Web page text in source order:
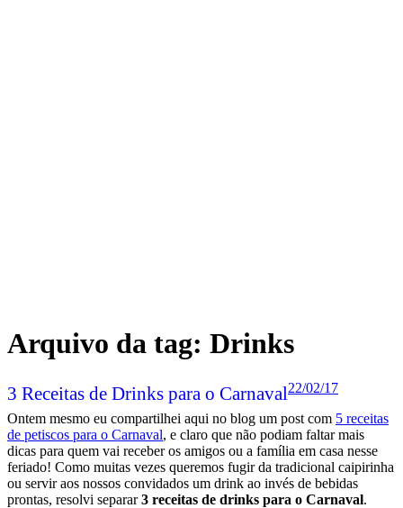
Arquivo da tag: Drinks
3 Receitas de Drinks para o Carnaval22/02/17
Ontem mesmo eu compartilhei aqui no blog um post com 5 receitas
de petiscos para o Carnaval, e claro que não podiam faltar mais
dicas para quem vai receber os amigos ou a família em casa nesse
feriado! Como muitas vezes queremos fugir da tradicional caipirinha
ou servir aos nossos convidados um drink ao invés de bebidas
prontas, resolvi separar3 receitas de drinks para o Carnaval.